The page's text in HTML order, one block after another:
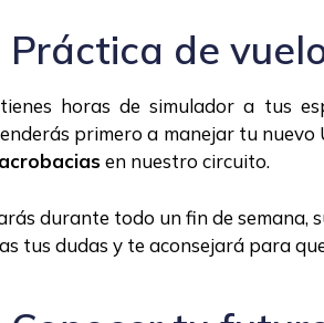
Práctica de
horas de simulador a tus
primero a manejar tu nuevo
acrobaciasen nuestro circuito.
durante todo un fin de semana,
tus dudas y te aconsejará para